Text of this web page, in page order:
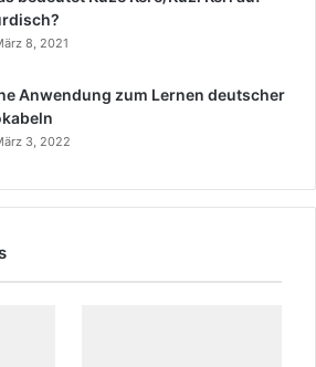
8, 2021
Anwendung zum Lernen deutscher
3, 2022